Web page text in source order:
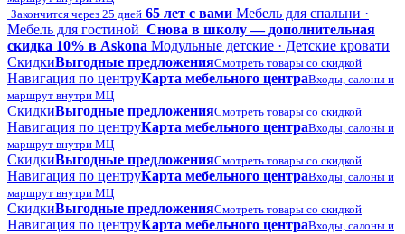
Закончится через 25 дней 65 лет с вами Мебель для спальни ·
Мебель для гостиной Снова в школу — дополнительная
скидка 10% в Askona Модульные детские · Детские кровати
СкидкиВыгодные предложенияСмотреть товары со скидкой
Навигация по центруКарта мебельного центраВходы, салоны и
маршрут внутри МЦ
СкидкиВыгодные предложенияСмотреть товары со скидкой
Навигация по центруКарта мебельного центраВходы, салоны и
маршрут внутри МЦ
СкидкиВыгодные предложенияСмотреть товары со скидкой
Навигация по центруКарта мебельного центраВходы, салоны и
маршрут внутри МЦ
СкидкиВыгодные предложенияСмотреть товары со скидкой
Навигация по центруКарта мебельного центраВходы, салоны и